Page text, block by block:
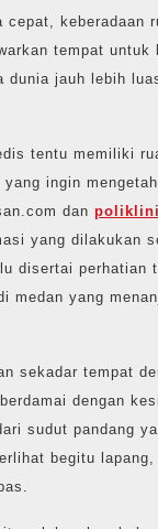
cepat, keberadaan
tempat
dunia jauh lebih
tentu memiliki
ingin
dan
yang dilakukan
disertai perhatian
yang
sekadar tempat
dengan
sudut pandang
begitu